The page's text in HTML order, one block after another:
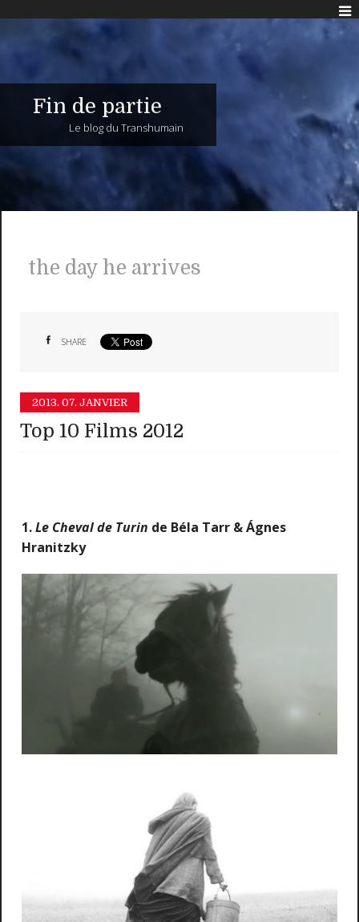
Fin de partie
Le blog du Transhumain
the day he arrives
SHARE
2013. 07. JANVIER
Top 10 Films 2012
1.Le Cheval de Turin de Béla Tarr & Ágnes
Hranitzky